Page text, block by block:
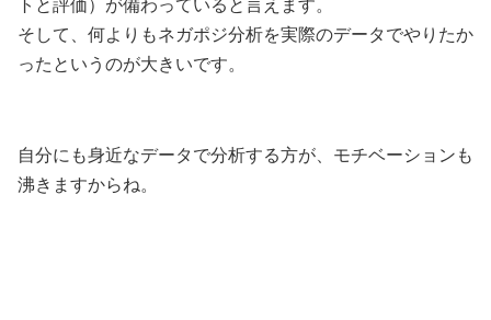
トと評価）が備わっていると言えます。
そして、何よりもネガポジ分析を実際のデータでやりたか
ったというのが大きいです。
自分にも身近なデータで分析する方が、モチベーションも
沸きますからね。